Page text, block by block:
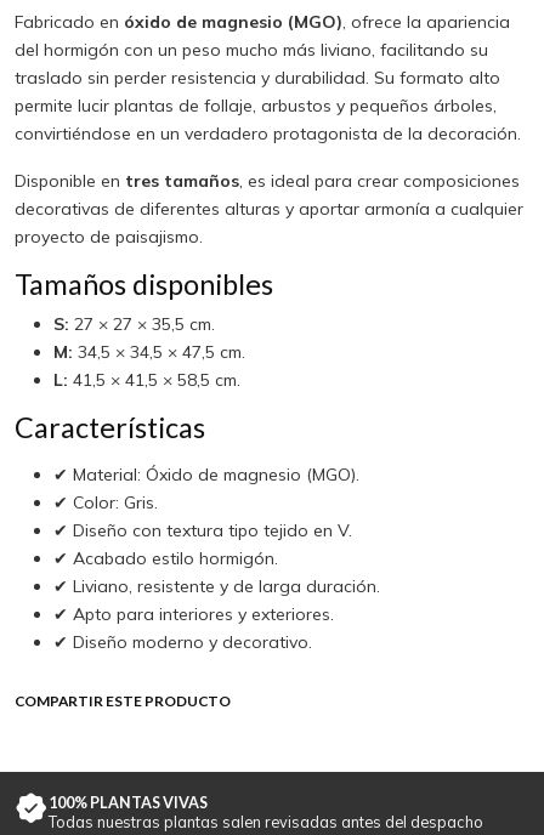
Fabricado en óxido de magnesio (MGO), ofrece la apariencia
del hormigón con un peso mucho más liviano, facilitando su
traslado sin perder resistencia y durabilidad. Su formato alto
permite lucir plantas de follaje, arbustos y pequeños árboles,
convirtiéndose en un verdadero protagonista de la decoración.
Disponible en tres tamaños, es ideal para crear composiciones
decorativas de diferentes alturas y aportar armonía a cualquier
proyecto de paisajismo.
Tamaños disponibles
S: 27 × 27 × 35,5 cm.
M: 34,5 × 34,5 × 47,5 cm.
L: 41,5 × 41,5 × 58,5 cm.
Características
✔ Material: Óxido de magnesio (MGO).
✔ Color: Gris.
✔ Diseño con textura tipo tejido en V.
✔ Acabado estilo hormigón.
✔ Liviano, resistente y de larga duración.
✔ Apto para interiores y exteriores.
✔ Diseño moderno y decorativo.
COMPARTIR ESTE PRODUCTO
100% PLANTAS VIVAS
Todas nuestras plantas salen revisadas antes del despacho